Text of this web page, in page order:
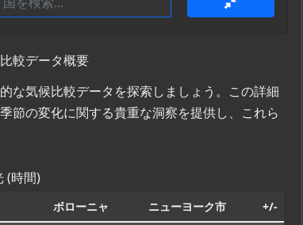
較データ概要
な気候比較データを探索しましょう。この詳細
節の変化に関する貴重な洞察を提供し、これら
(時間)
ボローニャ ニューヨーク市 +/-